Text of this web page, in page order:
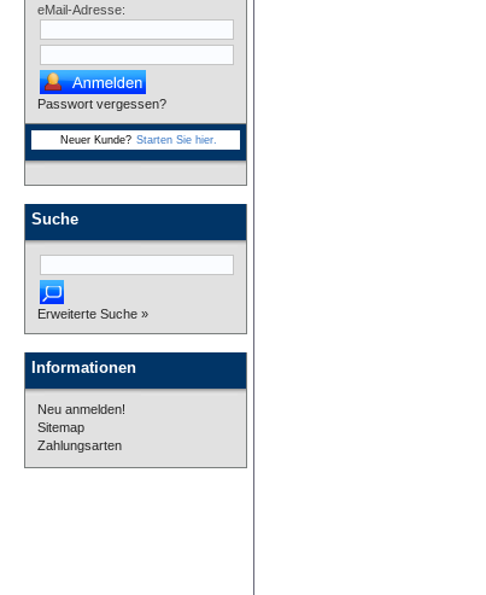
eMail-Adresse:
Passwort vergessen?
Neuer Kunde? Starten Sie hier.
Suche
Erweiterte Suche »
Informationen
Neu anmelden!
Sitemap
Zahlungsarten